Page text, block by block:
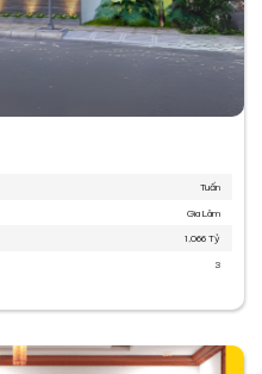
Tuấn
Gia Lâm
1,066 Tỷ
3